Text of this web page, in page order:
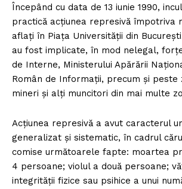
Începând cu data de 13 iunie 1990,
practică acțiunea represivă împotriva
aflați în Piaţa Universităţii din
au fost implicate, în mod nelegal,
de Interne, Ministerului Apărării
Român de Informații, precum și peste
mineri și alți muncitori din mai multe
Acțiunea represivă a avut caracterul
generalizat și sistematic, în cadrul
comise următoarele fapte: moartea
4 persoane; violul a două persoane;
integrității fizice sau psihice a unui